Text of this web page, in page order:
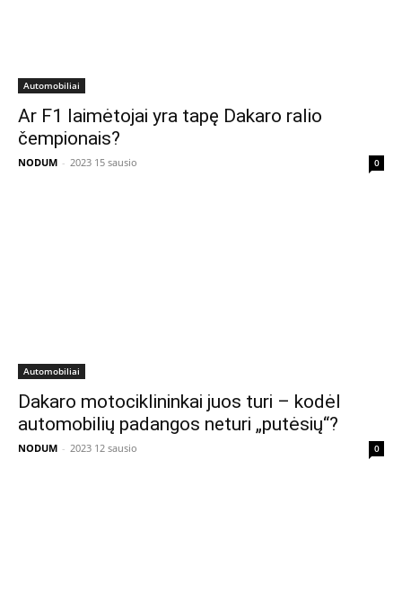
Automobiliai
Ar F1 laimėtojai yra tapę Dakaro ralio
čempionais?
NODUM - 2023 15 sausio 0
Automobiliai
Dakaro motociklininkai juos turi – kodėl
automobilių padangos neturi „putėsių“?
NODUM - 2023 12 sausio 0